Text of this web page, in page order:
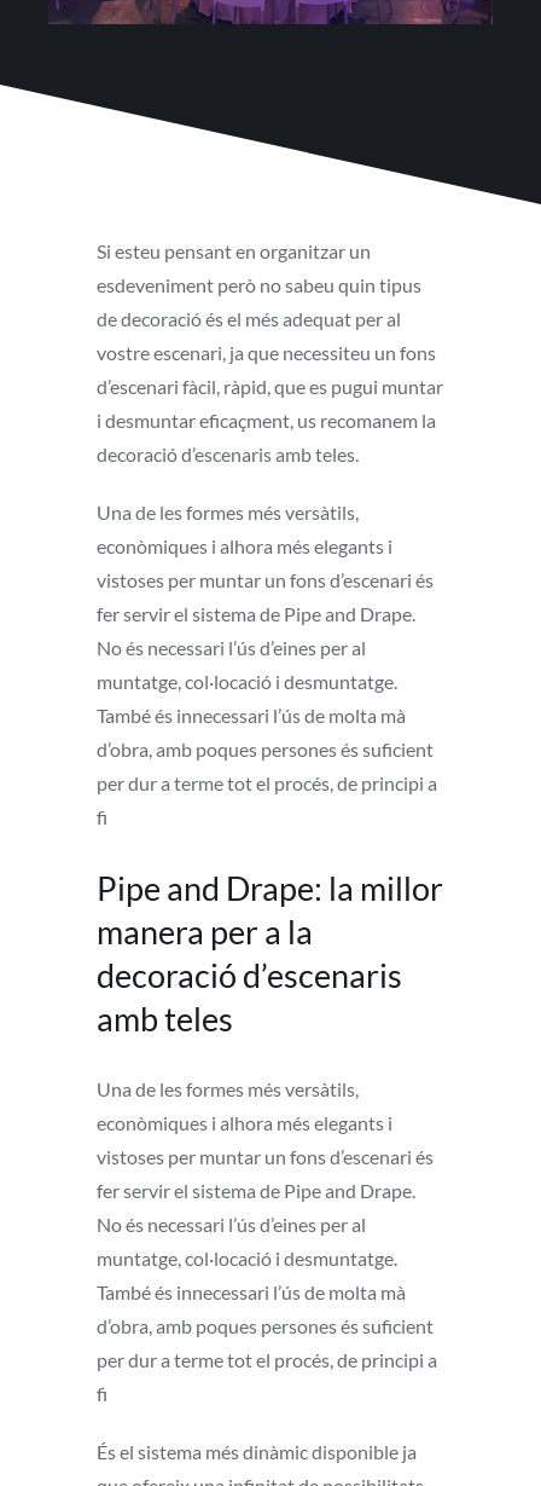
Si esteu pensant en organitzar un
esdeveniment però no sabeu quin tipus
de decoració és el més adequat per al
vostre escenari, ja que necessiteu un fons
d’escenari fàcil, ràpid, que es pugui muntar
i desmuntar eficaçment, us recomanem la
decoració d’escenaris amb teles.
Una de les formes més versàtils,
econòmiques i alhora més elegants i
vistoses per muntar un fons d’escenari és
fer servir el sistema de Pipe and Drape.
No és necessari l’ús d’eines per al
muntatge, col·locació i desmuntatge.
També és innecessari l’ús de molta mà
d’obra, amb poques persones és suficient
per dur a terme tot el procés, de principi a
fi
Pipe and Drape: la millor
manera per a la
decoració d’escenaris
amb teles
Una de les formes més versàtils,
econòmiques i alhora més elegants i
vistoses per muntar un fons d’escenari és
fer servir el sistema de Pipe and Drape.
No és necessari l’ús d’eines per al
muntatge, col·locació i desmuntatge.
També és innecessari l’ús de molta mà
d’obra, amb poques persones és suficient
per dur a terme tot el procés, de principi a
fi
És el sistema més dinàmic disponible ja